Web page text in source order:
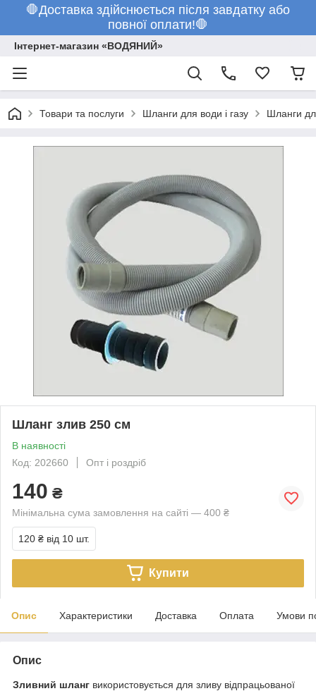
🛑Доставка здійснюється після завдатку або
повної оплати!🛑
Інтернет-магазин «ВОДЯНИЙ»
Товари та послуги Шланги для води і газу Шланги
Шланг злив 250 см
В наявності
Код: 202660
Опт і роздріб
140 ₴
Мінімальна сума замовлення на сайті — 400 ₴
120 ₴ від 10 шт.
Купити
Опис Характеристики Доставка Оплата Умови
Опис
Зливний шланг використовується для зливу відпрацьованої